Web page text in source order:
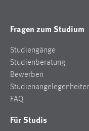
Fragen zum Studium
Studiengänge
Studienberatung
Bewerben
FAQ
Für Studis